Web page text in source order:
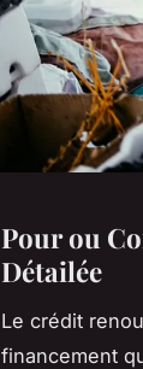
Pour ou
Détailée
Le crédit
financement